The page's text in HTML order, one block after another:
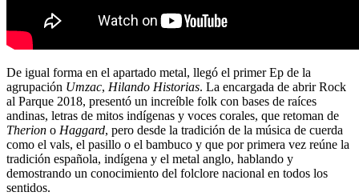
De igual forma en el apartado metal, llegó el primer Ep de la
agrupación Umzac, Hilando Historias. La encargada de abrir Rock
al Parque 2018, presentó un increíble folk con bases de raíces
andinas, letras de mitos indígenas y voces corales, que retoman de
Therion o Haggard, pero desde la tradición de la música de cuerda
como el vals, el pasillo o el bambuco y que por primera vez reúne la
tradición española, indígena y el metal anglo, hablando y
demostrando un conocimiento del folclore nacional en todos los
sentidos.